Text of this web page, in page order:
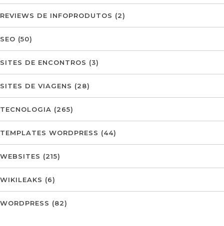
REVIEWS DE INFOPRODUTOS (2)
SEO (50)
SITES DE ENCONTROS (3)
SITES DE VIAGENS (28)
TECNOLOGIA (265)
TEMPLATES WORDPRESS (44)
WEBSITES (215)
WIKILEAKS (6)
WORDPRESS (82)